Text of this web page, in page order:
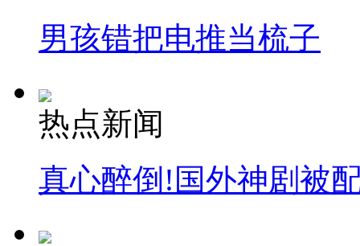
男孩错把电推当梳子
热点新闻
真心醉倒!国外神剧被